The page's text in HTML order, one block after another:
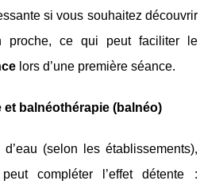
si vous souhaitez découvrir
proche, ce qui peut faciliter le
lors d’une première séance.
et balnéothérapie (balnéo)
(selon les établissements),
compléter l’effet détente :